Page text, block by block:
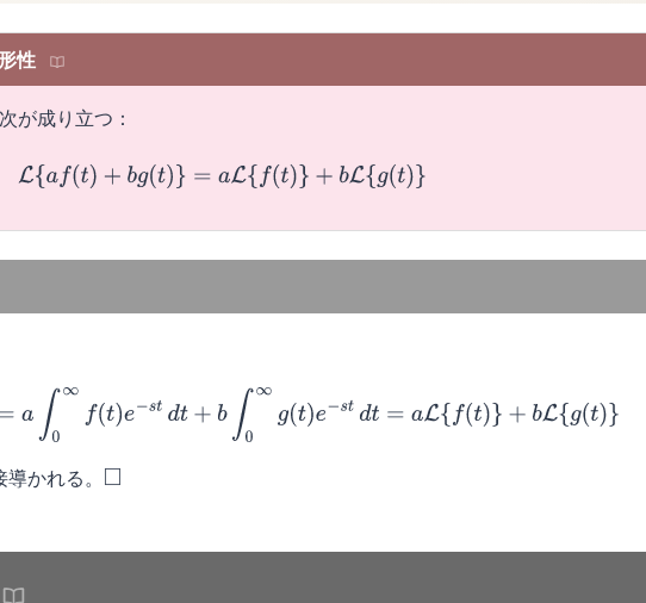
性
が成り立つ：
L{ af( t)+bg (t )}= aL{f( t)}+bL{g (t)}
bg (t }= 0∞f( t)e− std + b∫ ∞ t)e− stdt=aL {f( t)}+ b L{g(t)
かれる。 ◻